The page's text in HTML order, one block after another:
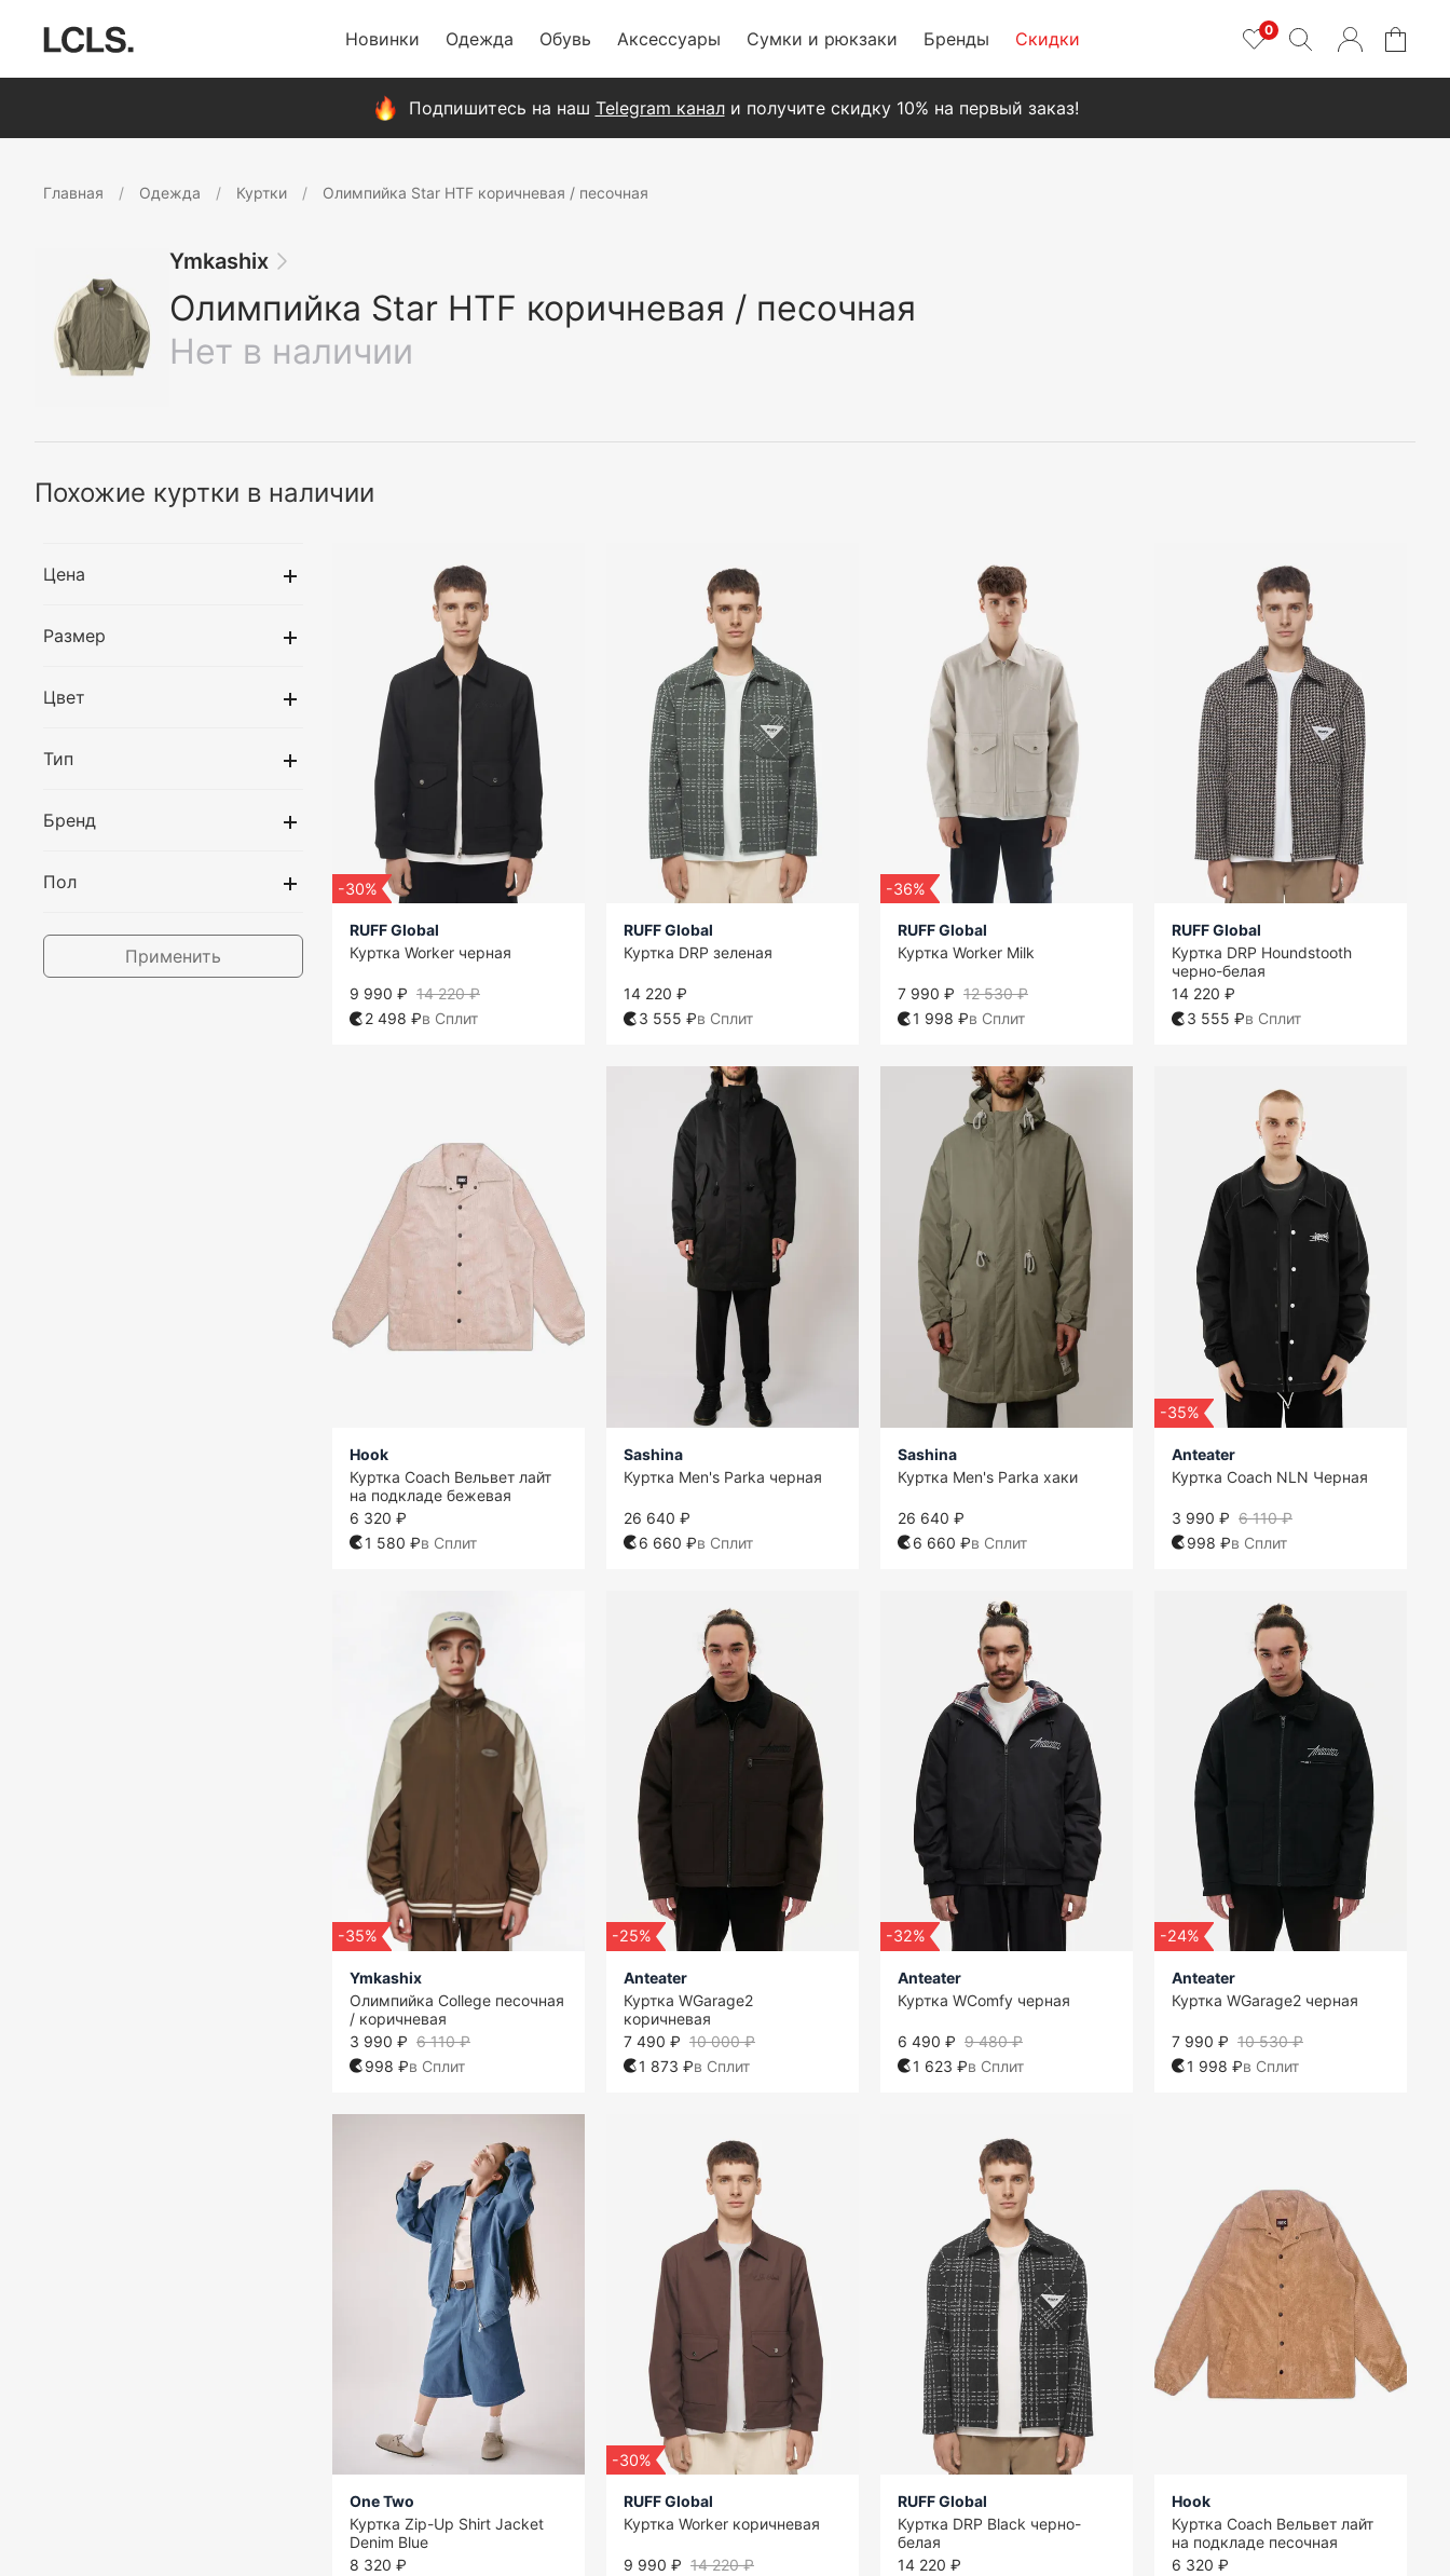
0
Новинки Одежда Обувь Аксессуары Сумки и рюкзаки Бренды Скидки
Подпишитесь на наш Telegram канали получите скидку 10% на первый заказ!
Главная Одежда Куртки Олимпийка Star HTF коричневая / песочная
Ymkashix
Олимпийка Star HTF коричневая / песочная
Нет в наличии
Похожие куртки в наличии
Цена
Размер
Цвет
Тип
Бренд
Пол
Применить
-30%
RUFF Global
Куртка Worker черная
14 220 ₽
9 990 ₽
2 498 ₽в Сплит
RUFF Global
Куртка DRP зеленая
14 220 ₽
3 555 ₽в Сплит
-36%
RUFF Global
Куртка Worker Milk
12 530 ₽
7 990 ₽
1 998 ₽в Сплит
RUFF Global
Куртка DRP Houndstooth
черно-белая
14 220 ₽
3 555 ₽в Сплит
Hook
Куртка Coach Вельвет лайт
на подкладе бежевая
6 320 ₽
1 580 ₽в Сплит
Sashina
Куртка Men's Parka черная
26 640 ₽
6 660 ₽в Сплит
Sashina
Куртка Men's Parka хаки
26 640 ₽
6 660 ₽в Сплит
-35%
Anteater
Куртка Coach NLN Черная
6 110 ₽
3 990 ₽
998 ₽в Сплит
-35%
Ymkashix
Олимпийка College песочная
/ коричневая
6 110 ₽
3 990 ₽
998 ₽в Сплит
-25%
Anteater
Куртка WGarage2
коричневая
10 000 ₽
7 490 ₽
1 873 ₽в Сплит
-32%
Anteater
Куртка WComfy черная
9 480 ₽
6 490 ₽
1 623 ₽в Сплит
-24%
Anteater
Куртка WGarage2 черная
10 530 ₽
7 990 ₽
1 998 ₽в Сплит
One Two
Куртка Zip-Up Shirt Jacket
Denim Blue
8 320 ₽
-30%
RUFF Global
Куртка Worker коричневая
14 220 ₽
9 990 ₽
RUFF Global
Куртка DRP Black черно-
белая
14 220 ₽
Hook
Куртка Coach Вельвет лайт
на подкладе песочная
6 320 ₽